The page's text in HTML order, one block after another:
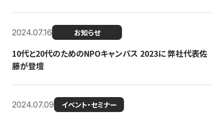
2024.07.16 お知らせ
10代と20代のためのNPOキャンパス 2023に 弊社代表佐
藤が登壇
2024.07.09 イベント・セミナー